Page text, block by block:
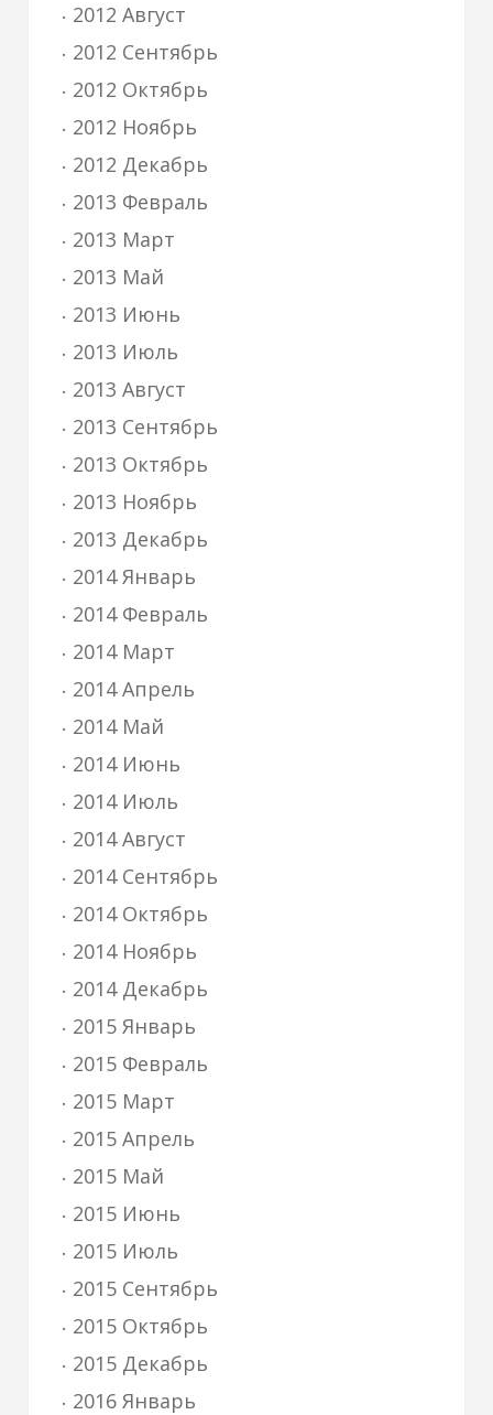
2012 Август
2012 Сентябрь
2012 Октябрь
2012 Ноябрь
2012 Декабрь
2013 Февраль
2013 Март
2013 Май
2013 Июнь
2013 Июль
2013 Август
2013 Сентябрь
2013 Октябрь
2013 Ноябрь
2013 Декабрь
2014 Январь
2014 Февраль
2014 Март
2014 Апрель
2014 Май
2014 Июнь
2014 Июль
2014 Август
2014 Сентябрь
2014 Октябрь
2014 Ноябрь
2014 Декабрь
2015 Январь
2015 Февраль
2015 Март
2015 Апрель
2015 Май
2015 Июнь
2015 Июль
2015 Сентябрь
2015 Октябрь
2015 Декабрь
2016 Январь